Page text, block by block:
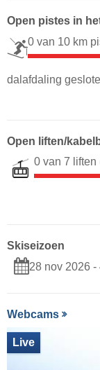
Open pistes in
0 van 10 km
dalafdaling
Open liften/
0 van 7 liften
Skiseizoen
28 nov 2026 -
Webcams
Live